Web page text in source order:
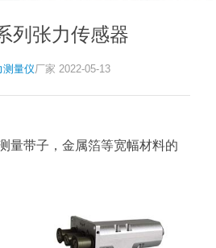
列张力传感器
测量仪厂家 2022-05-13
带子，金属箔等宽幅材料的